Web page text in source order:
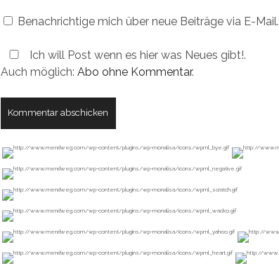
Benachrichtige mich über neue Beiträge via E-Mail.
Ich will Post wenn es hier was Neues gibt!.
Auch möglich: Abo ohne Kommentar.